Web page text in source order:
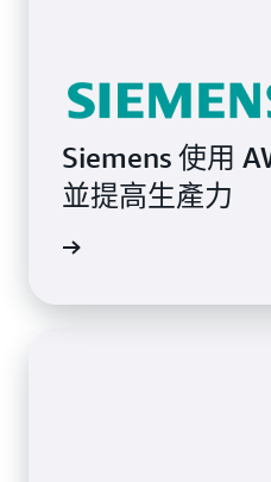
Siemens 使用
並提高生產力